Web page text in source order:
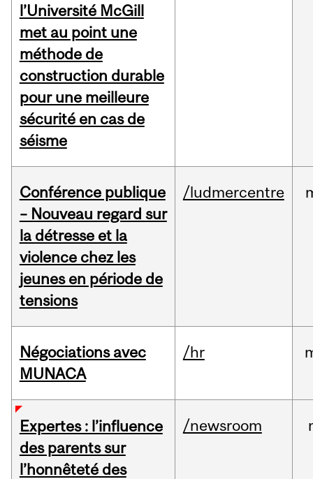
l’Université McGill
met au point une
méthode de
construction durable
pour une meilleure
sécurité en cas de
séisme
Conférence publique
– Nouveau regard sur
la détresse et la
violence chez les
jeunes en période de
tensions
/ludmercentre
Négociations avec
MUNACA
/hr
Expertes : l’influence
des parents sur
l’honnêteté des
/newsroom